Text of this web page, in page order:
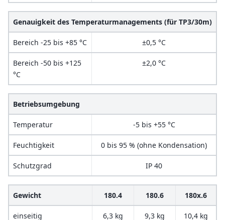
Genauigkeit des Temperaturmanagements (für TP3/30m)
Bereich -25 bis +85 °C ±0,5 °C
Bereich -50 bis +125
°C
±2,0 °C
Betriebsumgebung
Temperatur -5 bis +55 °C
Feuchtigkeit 0 bis 95 % (ohne Kondensation)
Schutzgrad IP 40
Gewicht 180.4 180.6 180x.6
einseitig 6,3 kg 9,3 kg 10,4 kg